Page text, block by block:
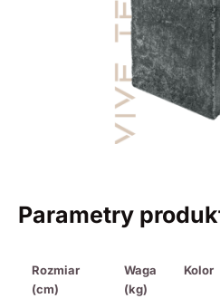
Parametry
Rozmiar
(cm)
Waga
(kg)
Kolor